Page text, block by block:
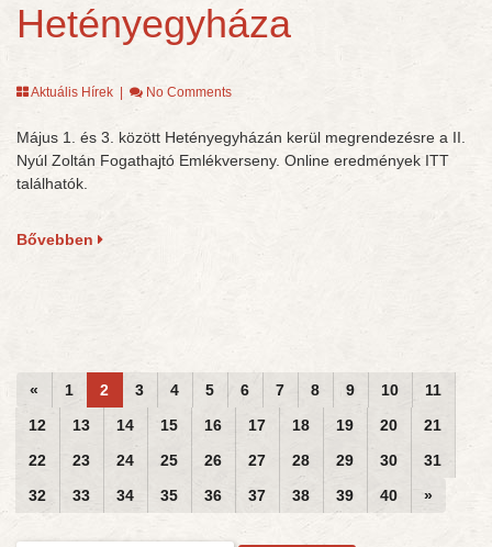
Hetényegyháza
Aktuális Hírek No Comments
Május 1. és 3. között Hetényegyházán kerül megrendezésre a II.
Nyúl Zoltán Fogathajtó Emlékverseny. Online eredmények ITT
találhatók.
Bővebben
« 1 2 3 4 5 6 7 8 9 10
11
12
13 14 15 16 17 18 19 20
21
22
23 24 25 26 27 28 29 30
31
32
33 34 35 36 37 38 39 40 »